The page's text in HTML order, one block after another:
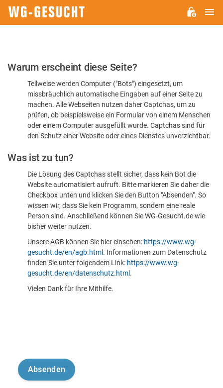
Bitte
dass
sind
Warum erscheint diese Seite?
Teilweise werden Computer ("Bots") eingesetzt, um
missbräuchlich automatische Eingaben auf einer Seite zu
machen. Alle Webseiten nutzen daher Captchas, um zu
prüfen, ob beispielsweise ein Formular von einem Menschen
oder einem Computer ausgefüllt wurde. Captchas sind für
den Schutz einer Website oder eines Dienstes unverzichtbar.
Was ist zu tun?
Die Lösung des Captchas stellt sicher, dass kein Bot die
Website automatisiert aufruft. Bitte markieren Sie daher die
Checkbox unten und klicken Sie den Button "Absenden". So
wissen wir, dass Sie kein Programm, sondern eine reale
Person sind. Anschließend können Sie WG-Gesucht.de wie
bisher weiter nutzen.
Unsere AGB können Sie hier einsehen: https://www.wg-
gesucht.de/en/agb.html . Informationen zum Datenschutz
finden Sie unter folgendem Link: https://www.wg-
gesucht.de/en/datenschutz.html .
Vielen Dank für Ihre Mithilfe.